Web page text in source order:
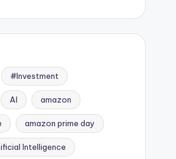
#Investment
AI amazon
amazon prime day
Intelligence